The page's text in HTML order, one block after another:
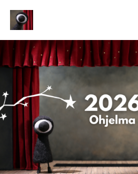
Animated
Film
Festival